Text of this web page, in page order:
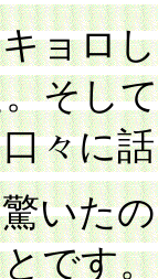
ロし
そし
々に
たの
です